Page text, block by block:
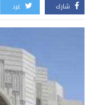
شارك غرد